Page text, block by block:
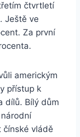
čtvrtletí
Ještě ve
Za první
americkým
přístup k
dílů. Bílý dům
čínské vládě